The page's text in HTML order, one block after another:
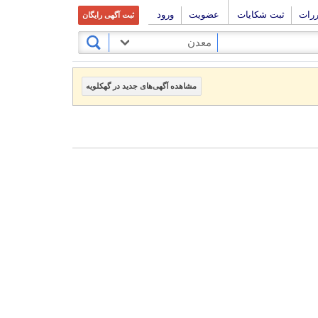
ثبت شکایات عضویت ورود ثبت آگهی رایگان
معدن
مشاهده آگهی‌های جدید در گهکلویه